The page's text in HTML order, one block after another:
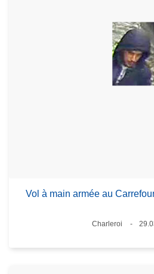
Vol à main armée au
Standort
Charleroi